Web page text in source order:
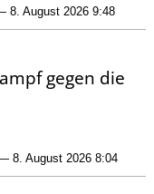
8. August 2026 9:48
gegen die
8. August 2026 8:04